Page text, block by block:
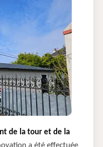
de la tour et de la
a été effectuée